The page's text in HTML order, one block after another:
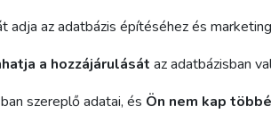
az adatbázis építéséhez és
a hozzájárulását az adatbázisban
szereplő adatai, és Ön nem kap